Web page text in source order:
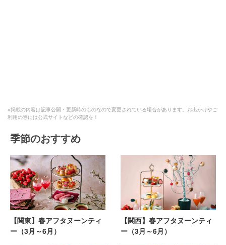
※掲載の内容は記事公開・更新時のものなので変更されている場合があります。お出かけやご
利用の際には公式サイトなどの確認を！
季節のおすすめ
【関東】春アフタヌーンティ
ー（3月～6月）
【関西】春アフタヌーンティ
ー（3月～6月）